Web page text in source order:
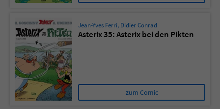
Jean-Yves Ferri, Didier Conrad
Asterix 35: Asterix bei den Pikten
zum Comic